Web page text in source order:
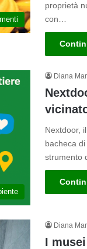
proprietà
con…
Diana
Nextdoor,
bacheca
strumento
Diana
I